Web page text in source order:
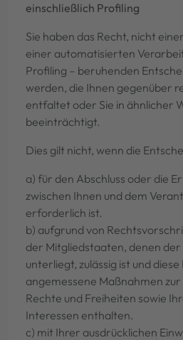
einschließlich Profiling
Sie haben das Recht, nicht
einer automatisierten
Profiling – beruhenden
werden, die Ihnen gegenüber
entfaltet oder Sie in ähnlicher
beeinträchtigt.
Dies gilt nicht, wenn die
a) für den Abschluss oder die
zwischen Ihnen und dem
erforderlich ist.
b) aufgrund von
der Mitgliedstaaten, denen
unterliegt, zulässig ist und
angemessene Maßnahmen
Rechte und Freiheiten sowie
Interessen enthalten.
c) mit Ihrer ausdrücklichen